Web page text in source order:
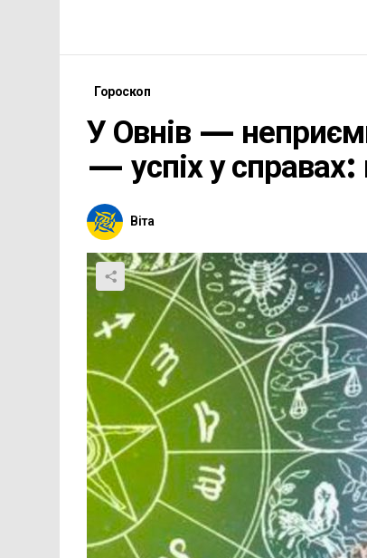
Гороскоп
У Овнів —
— успіх у
Віта